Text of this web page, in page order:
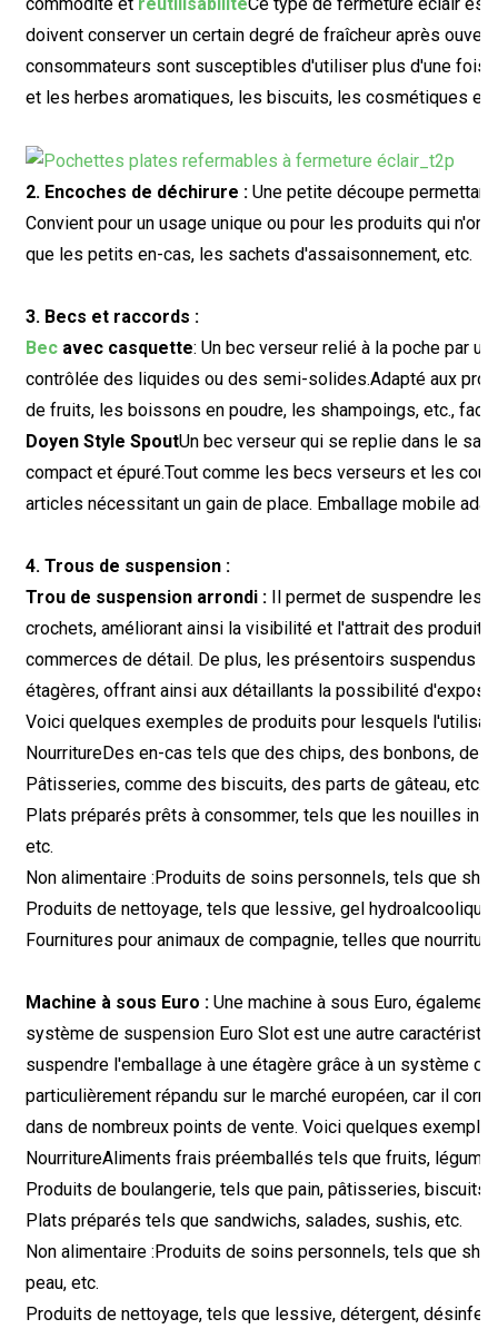
doivent conserver un certain degré de fraîcheur après
consommateurs sont susceptibles d'utiliser plus d'une
et les herbes aromatiques, les biscuits, les cosmétiques et
2. Encoches de déchirure :Une petite découpe
Convient pour un usage unique ou pour les produits qui
que les petits en-cas, les sachets d'assaisonnement, etc.
3. Becs et raccords :
Becavec casquette:‌ Un bec verseur relié à la poche par
contrôlée des liquides ou des semi-solides.Adapté aux
de fruits, les boissons en poudre, les shampoings, etc.,
Doyen Style SpoutUn bec verseur qui se replie dans le
compact et épuré.Tout comme les becs verseurs et les
articles nécessitant un gain de place. Emballage mobile
4. Trous de suspension :
Trou de suspension arrondi :Il permet de suspendre les
crochets, améliorant ainsi la visibilité et l'attrait des
commerces de détail. De plus, les présentoirs suspendus
étagères, offrant ainsi aux détaillants la possibilité
Voici quelques exemples de produits pour lesquels
NourritureDes en-cas tels que des chips, des bonbons, des
Pâtisseries, comme des biscuits, des parts de gâteau, etc.
Plats préparés prêts à consommer, tels que les nouilles
etc.
Non alimentaire :Produits de soins personnels, tels que
Produits de nettoyage, tels que lessive, gel
Fournitures pour animaux de compagnie, telles que
Machine à sous Euro :Une machine à sous Euro,
système de suspension Euro Slot est une autre
suspendre l'emballage à une étagère grâce à un système
particulièrement répandu sur le marché européen, car il
dans de nombreux points de vente. Voici quelques
NourritureAliments frais préemballés tels que fruits,
Produits de boulangerie, tels que pain, pâtisseries, biscuits,
Plats préparés tels que sandwichs, salades, sushis, etc.
Non alimentaire :Produits de soins personnels, tels que
peau, etc.
Produits de nettoyage, tels que lessive, détergent,